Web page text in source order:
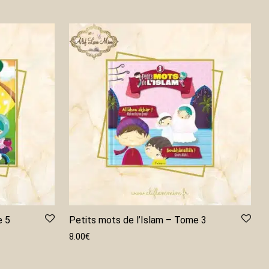
5 Petits mots de l’Islam – Tome 3
8.00€